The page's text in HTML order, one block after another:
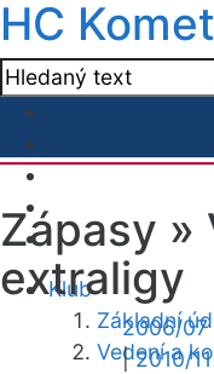
HC
Klub
Základní
Vedení a
Zápasy »
extraligy
2006/07
|2010/11